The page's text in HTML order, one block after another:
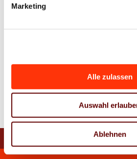
Marketing
Alle zulassen
Auswahl
Ablehnen
Zur Übersicht